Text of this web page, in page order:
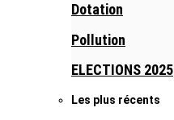
Dotation
Pollution
ELECTIONS 2025
Les plus récents